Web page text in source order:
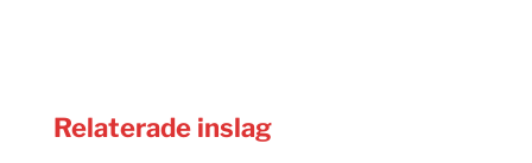
Relaterade inslag